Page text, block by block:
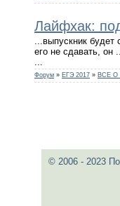
Лайфхак:
...выпускник будет
его не сдавать,
Форум » ЕГЭ 2017 » ВСЕ О
© 2006 - 2023